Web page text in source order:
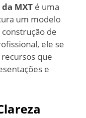
MXT é uma
um modelo
de
ele se
que
e